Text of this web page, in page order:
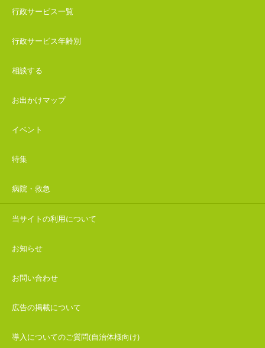
行政サービス一覧
行政サービス年齢別
相談する
お出かけマップ
イベント
特集
病院・救急
当サイトの利用について
お知らせ
お問い合わせ
広告の掲載について
導入についてのご質問(自治体様向け)